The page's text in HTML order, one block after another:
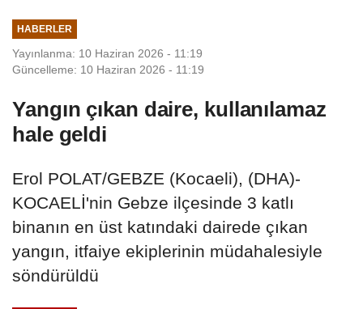
HABERLER
Yayınlanma: 10 Haziran 2026 - 11:19
Güncelleme: 10 Haziran 2026 - 11:19
Yangın çıkan daire, kullanılamaz
hale geldi
Erol POLAT/GEBZE (Kocaeli), (DHA)-
KOCAELİ'nin Gebze ilçesinde 3 katlı
binanın en üst katındaki dairede çıkan
yangın, itfaiye ekiplerinin müdahalesiyle
söndürüldü